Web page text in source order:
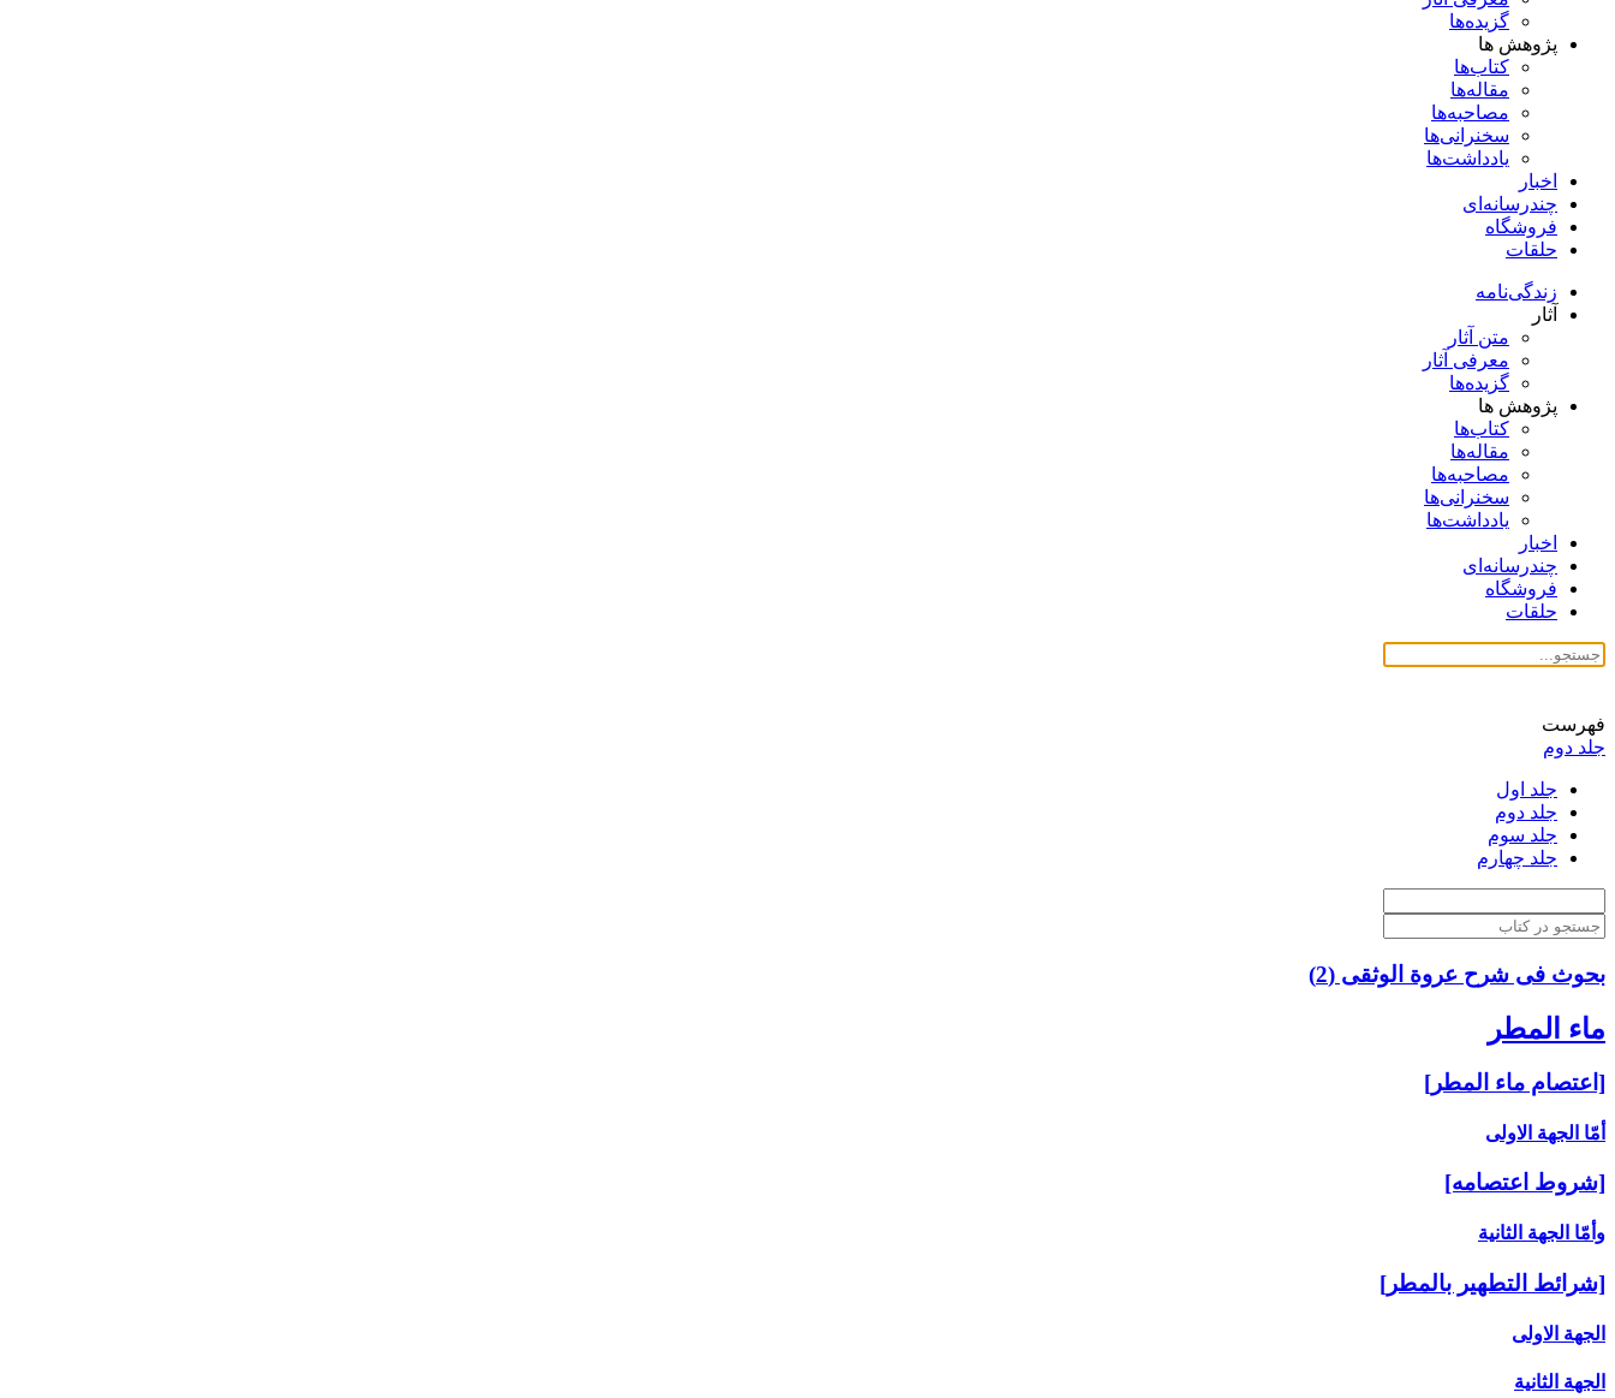
گزیده‌ها
پژوهش ها
کتاب‌ها
مقاله‌ها
مصاحبه‌ها
سخنرانی‌ها
یادداشت‌ها
اخبار
چندرسانه‌ای
فروشگاه
حلقات
زندگی‌نامه
آثار
متن آثار
معرفی آثار
گزیده‌ها
پژوهش ها
کتاب‌ها
مقاله‌ها
مصاحبه‌ها
سخنرانی‌ها
یادداشت‌ها
اخبار
چندرسانه‌ای
فروشگاه
حلقات
فهرست
جلد دوم
جلد اول
جلد دوم
جلد سوم
جلد چهارم
بحوث فی شرح عروة الوثقی (2)
ماء المطر
[اعتصام ماء المطر]
أمّا الجهة الاولى‏
[شروط اعتصامه‏]
وأمّا الجهة الثانية
[شرائط التطهير بالمطر]
الجهة الاولى
الجهة الثانية